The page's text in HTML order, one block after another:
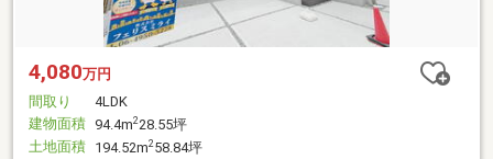
4,080万円
間取り
4LDK
建物面積 94.4m2 28.55坪
土地面積 194.52m2 58.84坪